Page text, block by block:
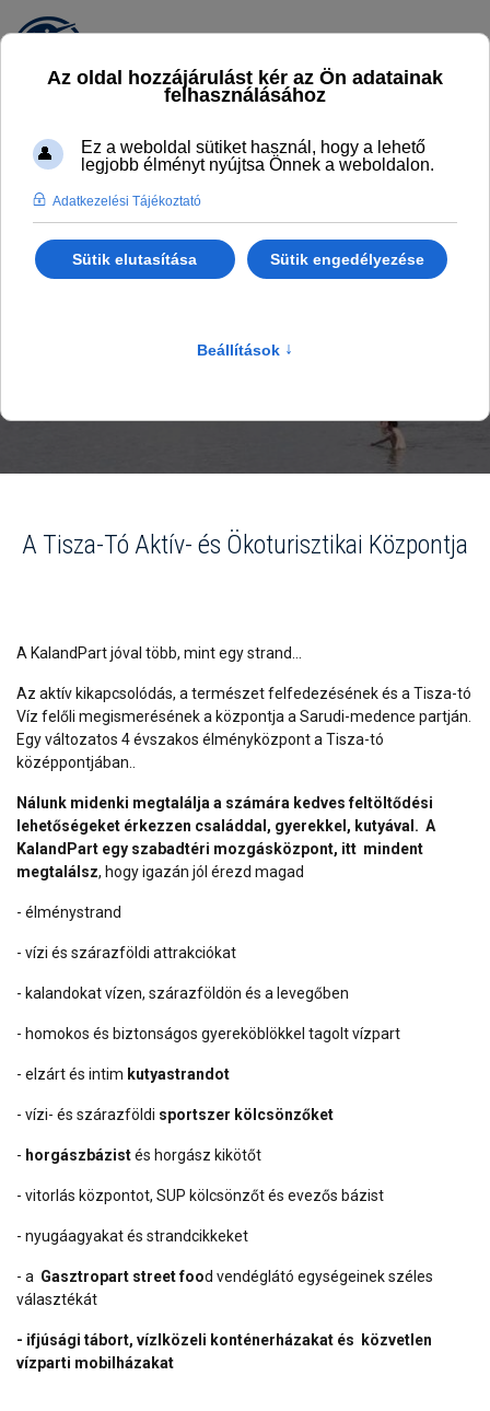
KALANDPART
Főlap KalandPart
A Tisza-Tó Aktív- és Ökoturisztikai Központja
A KalandPart jóval több, mint egy strand...
Az aktív kikapcsolódás, a természet felfedezésének és a Tisza-tó
Víz felőli megismerésének a központja a Sarudi-medence partján.
Egy változatos 4 évszakos élményközpont a Tisza-tó
középpontjában..
Nálunk midenki megtalálja a számára kedves feltöltődési
lehetőségeket érkezzen családdal, gyerekkel, kutyával. A
KalandPart egy szabadtéri mozgásközpont, itt mindent
megtalálsz, hogy igazán jól érezd magad
- élménystrand
- vízi és szárazföldi attrakciókat
- kalandokat vízen, szárazföldön és a levegőben
- homokos és biztonságos gyereköblökkel tagolt vízpart
- elzárt és intim kutyastrandot
- vízi- és szárazföldi sportszer kölcsönzőket
- horgászbázistés horgász kikötőt
- vitorlás központot, SUP kölcsönzőt és evezős bázist
- nyugáagyakat és strandcikkeket
- a Gasztropart street food vendéglátó egységeinek széles
választékát
- ifjúsági tábort, vízlközeli konténerházakat és közvetlen
vízparti mobilházakat